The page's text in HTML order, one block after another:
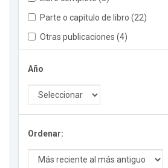
Parte o capítulo de libro (22)
Otras publicaciones (4)
Año
Ordenar: